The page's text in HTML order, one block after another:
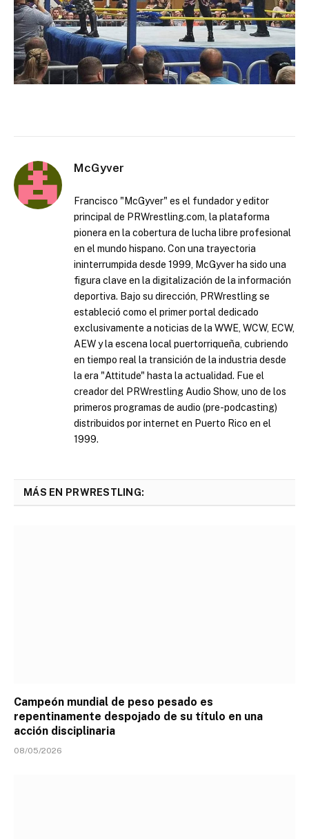
McGyver
Francisco "McGyver" es el fundador y editor
principal de PRWrestling.com, la plataforma
pionera en la cobertura de lucha libre profesional
en el mundo hispano. Con una trayectoria
ininterrumpida desde 1999, McGyver ha sido una
figura clave en la digitalización de la información
deportiva. Bajo su dirección, PRWrestling se
estableció como el primer portal dedicado
exclusivamente a noticias de la WWE, WCW, ECW,
AEW y la escena local puertorriqueña, cubriendo
en tiempo real la transición de la industria desde
la era "Attitude" hasta la actualidad. Fue el
creador del PRWrestling Audio Show, uno de los
primeros programas de audio (pre-podcasting)
distribuidos por internet en Puerto Rico en el
1999.
MÁS EN PRWRESTLING:
Campeón mundial de peso pesado es
repentinamente despojado de su título en una
acción disciplinaria
08/05/2026